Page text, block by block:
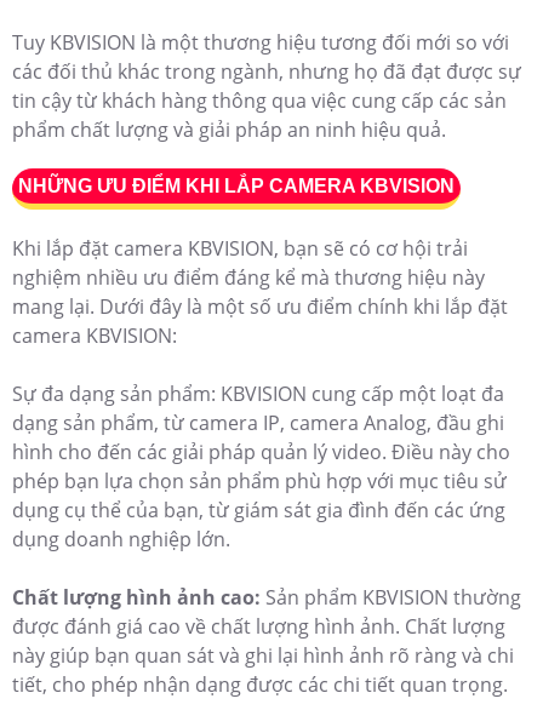
Tuy KBVISION là một thương hiệu tương đối mới so với
các đối thủ khác trong ngành, nhưng họ đã đạt được sự
tin cậy từ khách hàng thông qua việc cung cấp các sản
phẩm chất lượng và giải pháp an ninh hiệu quả.
NHỮNG ƯU ĐIỂM KHI LẮP CAMERA KBVISION
Khi lắp đặt camera KBVISION, bạn sẽ có cơ hội trải
nghiệm nhiều ưu điểm đáng kể mà thương hiệu này
mang lại. Dưới đây là một số ưu điểm chính khi lắp đặt
camera KBVISION:
Sự đa dạng sản phẩm: KBVISION cung cấp một loạt đa
dạng sản phẩm, từ camera IP, camera Analog, đầu ghi
hình cho đến các giải pháp quản lý video. Điều này cho
phép bạn lựa chọn sản phẩm phù hợp với mục tiêu sử
dụng cụ thể của bạn, từ giám sát gia đình đến các ứng
dụng doanh nghiệp lớn.
Chất lượng hình ảnh cao: Sản phẩm KBVISION thường
được đánh giá cao về chất lượng hình ảnh. Chất lượng
này giúp bạn quan sát và ghi lại hình ảnh rõ ràng và chi
tiết, cho phép nhận dạng được các chi tiết quan trọng.